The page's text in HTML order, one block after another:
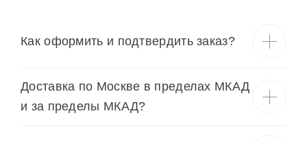
Как оформить и подтвердить заказ?
Доставка по Москве в пределах МКАД
и за пределы МКАД?